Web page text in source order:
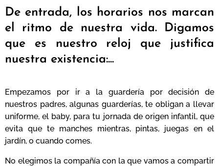
De entrada, los horarios nos marcan
el ritmo de nuestra vida. Digamos
que es nuestro reloj que justifica
nuestra existencia:...
Empezamos por ir a la guardería por decisión de
nuestros padres, algunas guarderías, te obligan a llevar
uniforme, el baby, para tu jornada de origen infantil, que
evita que te manches mientras, pintas, juegas en el
jardín, o cuando comes.
No elegimos la compañía con la que vamos a compartir